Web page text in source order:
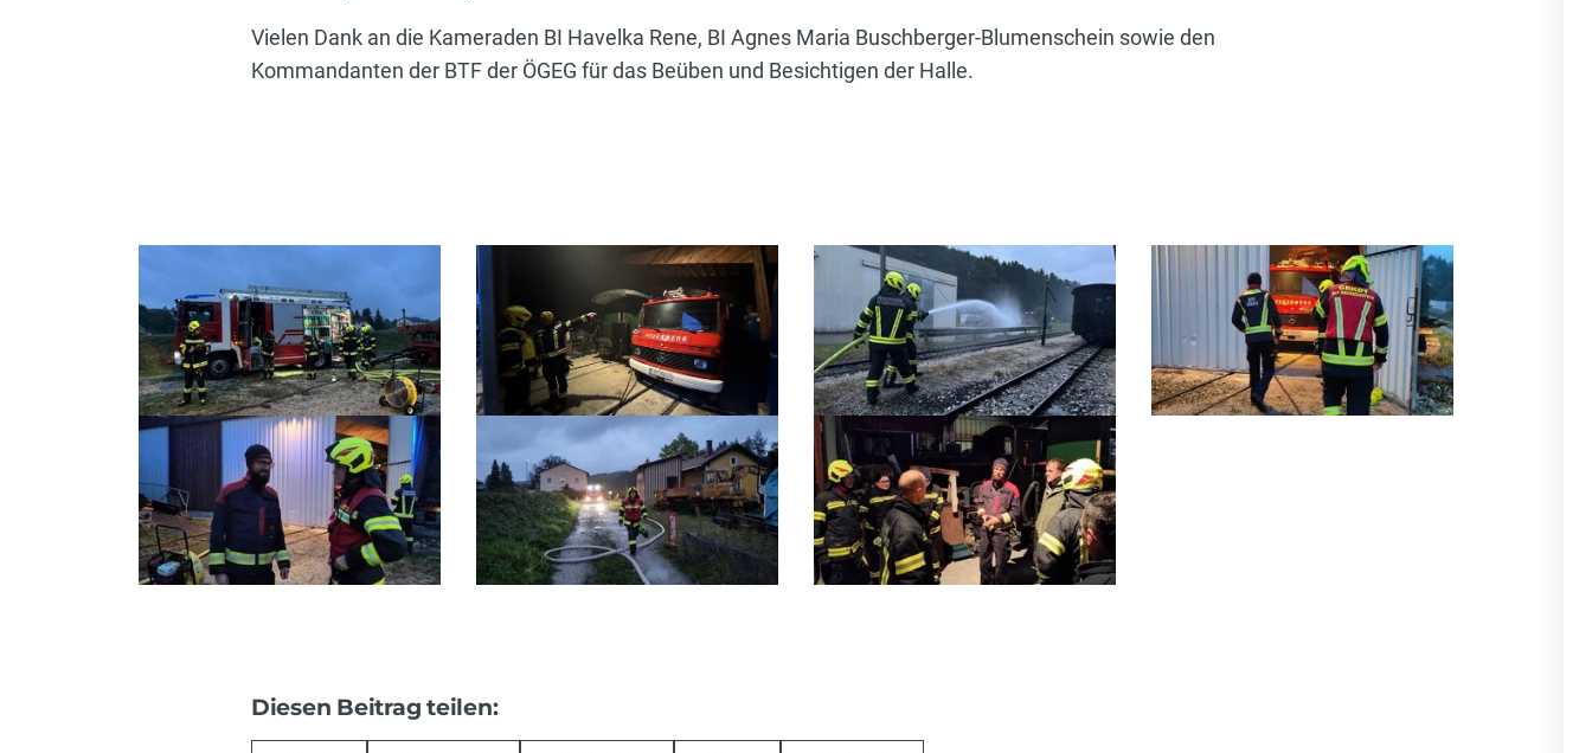
Vielen Dank an die Kameraden BI Havelka Rene, BI Agnes Maria Buschberger-Blumenschein sowie den
Kommandanten der BTF der ÖGEG für das Beüben und Besichtigen der Halle.
Diesen Beitrag teilen: